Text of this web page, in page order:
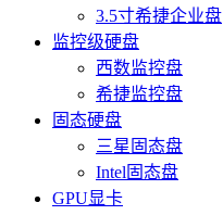
3.5寸希捷企业盘
监控级硬盘
西数监控盘
希捷监控盘
固态硬盘
三星固态盘
Intel固态盘
GPU显卡